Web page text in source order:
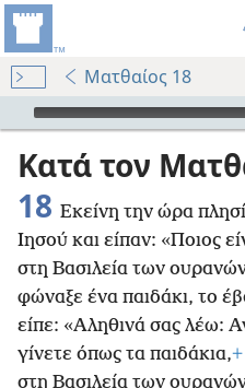
Ματθαίος 18
Audio Player
Κατά τον
18 Εκείνη την ώρα
Ιησού και είπαν: «Ποιος
στη Βασιλεία των
φώναξε ένα παιδάκι, το
είπε: «Αληθινά σας λέω:
γίνετε όπως τα παιδάκια,+
στη Βασιλεία των